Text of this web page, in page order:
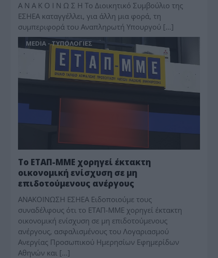
Α Ν Α Κ Ο Ι Ν Ω Σ Η Το Διοικητικό Συμβούλιο της
ΕΣΗΕΑ καταγγέλλει, για άλλη μια φορά, τη
συμπεριφορά του Αναπληρωτή Υπουργού […]
MEDIA - ΤΥΠΟΛΟΓΙΕΣ
Το ΕΤΑΠ-ΜΜΕ χορηγεί έκτακτη
οικονομική ενίσχυση σε μη
επιδοτούμενους ανέργους
ΑΝΑΚΟΙΝΩΣΗ ΕΣΗΕΑ Ειδοποιούμε τους
συναδέλφους ότι το ΕΤΑΠ-ΜΜΕ χορηγεί έκτακτη
οικονομική ενίσχυση σε μη επιδοτούμενους
ανέργους, ασφαλισμένους του Λογαριασμού
Ανεργίας Προσωπικού Ημερησίων Εφημερίδων
Αθηνών και […]